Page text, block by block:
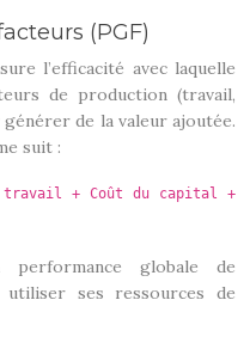
(PGF)
l’efficacité avec laquelle
de production (travail,
de la valeur ajoutée.
suit :
travail + Coût du capital +
globale de
ses ressources de